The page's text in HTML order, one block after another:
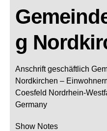
g
Anschrift geschäftlich
Nordkirchen –
Coesfeld Nordrhein-
Germany
Show Notes